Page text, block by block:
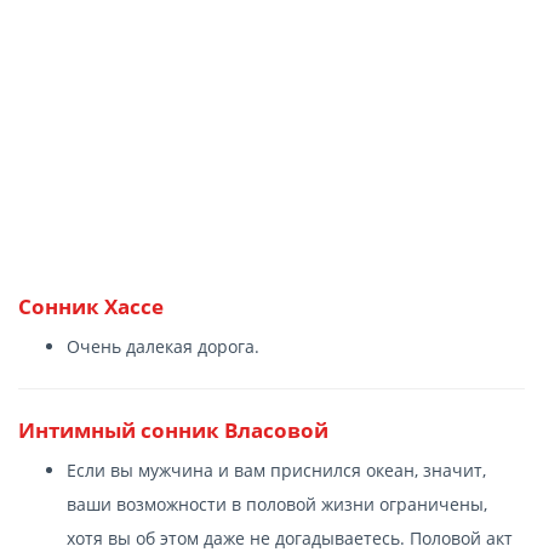
Сонник Хассе
Очень далекая дорога.
Интимный сонник Власовой
Если вы мужчина и вам приснился океан, значит,
ваши возможности в половой жизни ограничены,
хотя вы об этом даже не догадываетесь. Половой акт